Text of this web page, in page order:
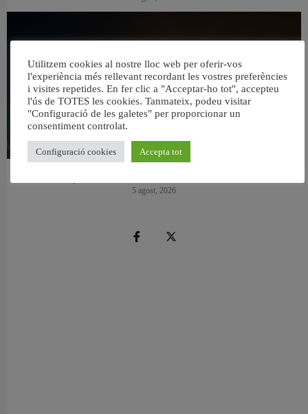
5 agost, 2026
Utilitzem cookies al nostre lloc web per oferir-vos
l'experiència més rellevant recordant les vostres preferències
i visites repetides. En fer clic a "Acceptar-ho tot", accepteu
l'ús de TOTES les cookies. Tanmateix, podeu visitar
"Configuració de les galetes" per proporcionar un
consentiment controlat.
Configuració cookies Accepta tot